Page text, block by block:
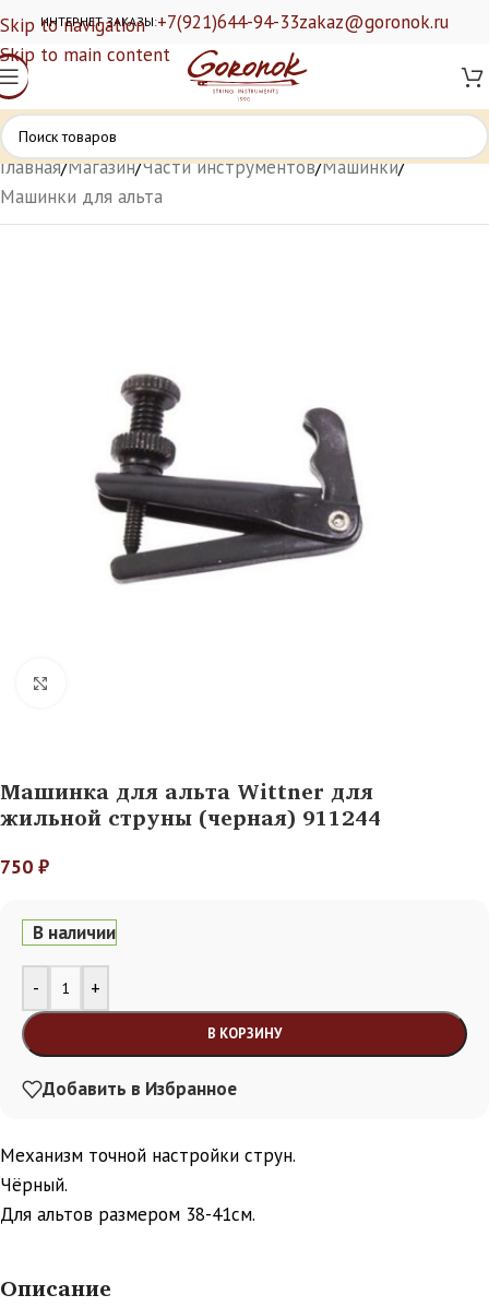
Skip to navigation
Skip to main content
ИНТЕРНЕТ ЗАКАЗЫ:+7(921)644-94-33zakaz@goronok.ru
Главная/Магазин/Части инструментов/Машинки/
Машинки для альта
Машинка для альта Wittner для
жильной струны (черная) 911244
750 ₽
В наличии
- +
В КОРЗИНУ
Alternative:
Добавить в Избранное
Механизм точной настройки струн.
Чёрный.
Для альтов размером 38-41см.
Описание